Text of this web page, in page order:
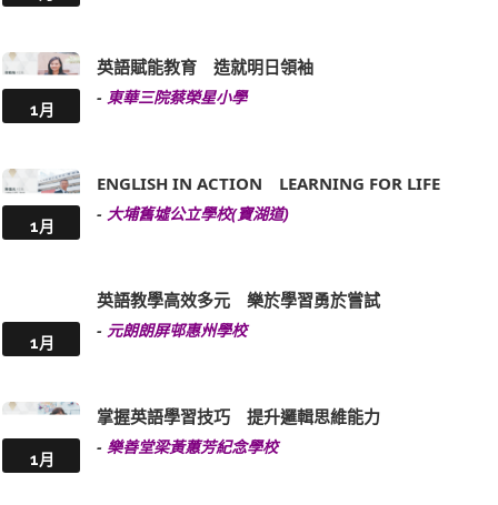
1月
英語賦能教育 造就明日領袖
- 東華三院蔡榮星小學
1月
ENGLISH IN ACTION LEARNING FOR LIFE
- 大埔舊墟公立學校(寶湖道)
1月
英語教學高效多元 樂於學習勇於嘗試
- 元朗朗屏邨惠州學校
1月
掌握英語學習技巧 提升邏輯思維能力
- 樂善堂梁黃蕙芳紀念學校